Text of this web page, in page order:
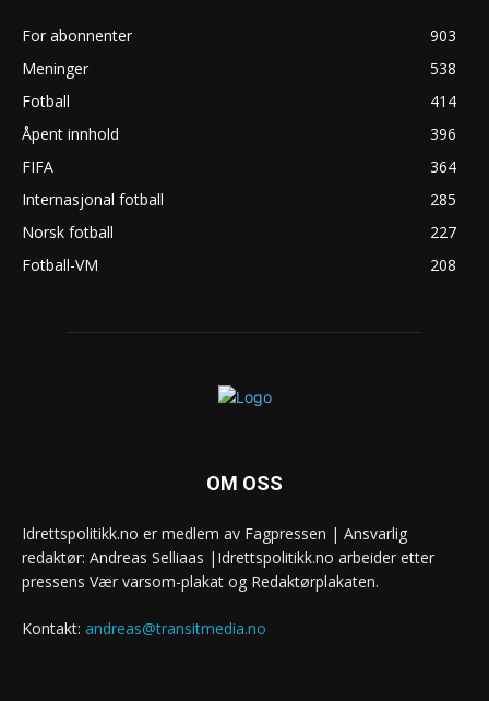
For abonnenter
903
Meninger
538
Fotball
414
Åpent innhold
396
FIFA
364
Internasjonal fotball
285
Norsk fotball
227
Fotball-VM
208
OM OSS
Idrettspolitikk.no er medlem av Fagpressen | Ansvarlig
redaktør: Andreas Selliaas |Idrettspolitikk.no arbeider etter
pressens Vær varsom-plakat og Redaktørplakaten.
Kontakt: andreas@transitmedia.no